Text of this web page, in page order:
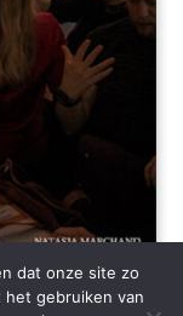
dat onze site zo
het gebruiken van